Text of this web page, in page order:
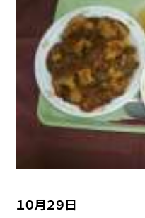
１０月２９日